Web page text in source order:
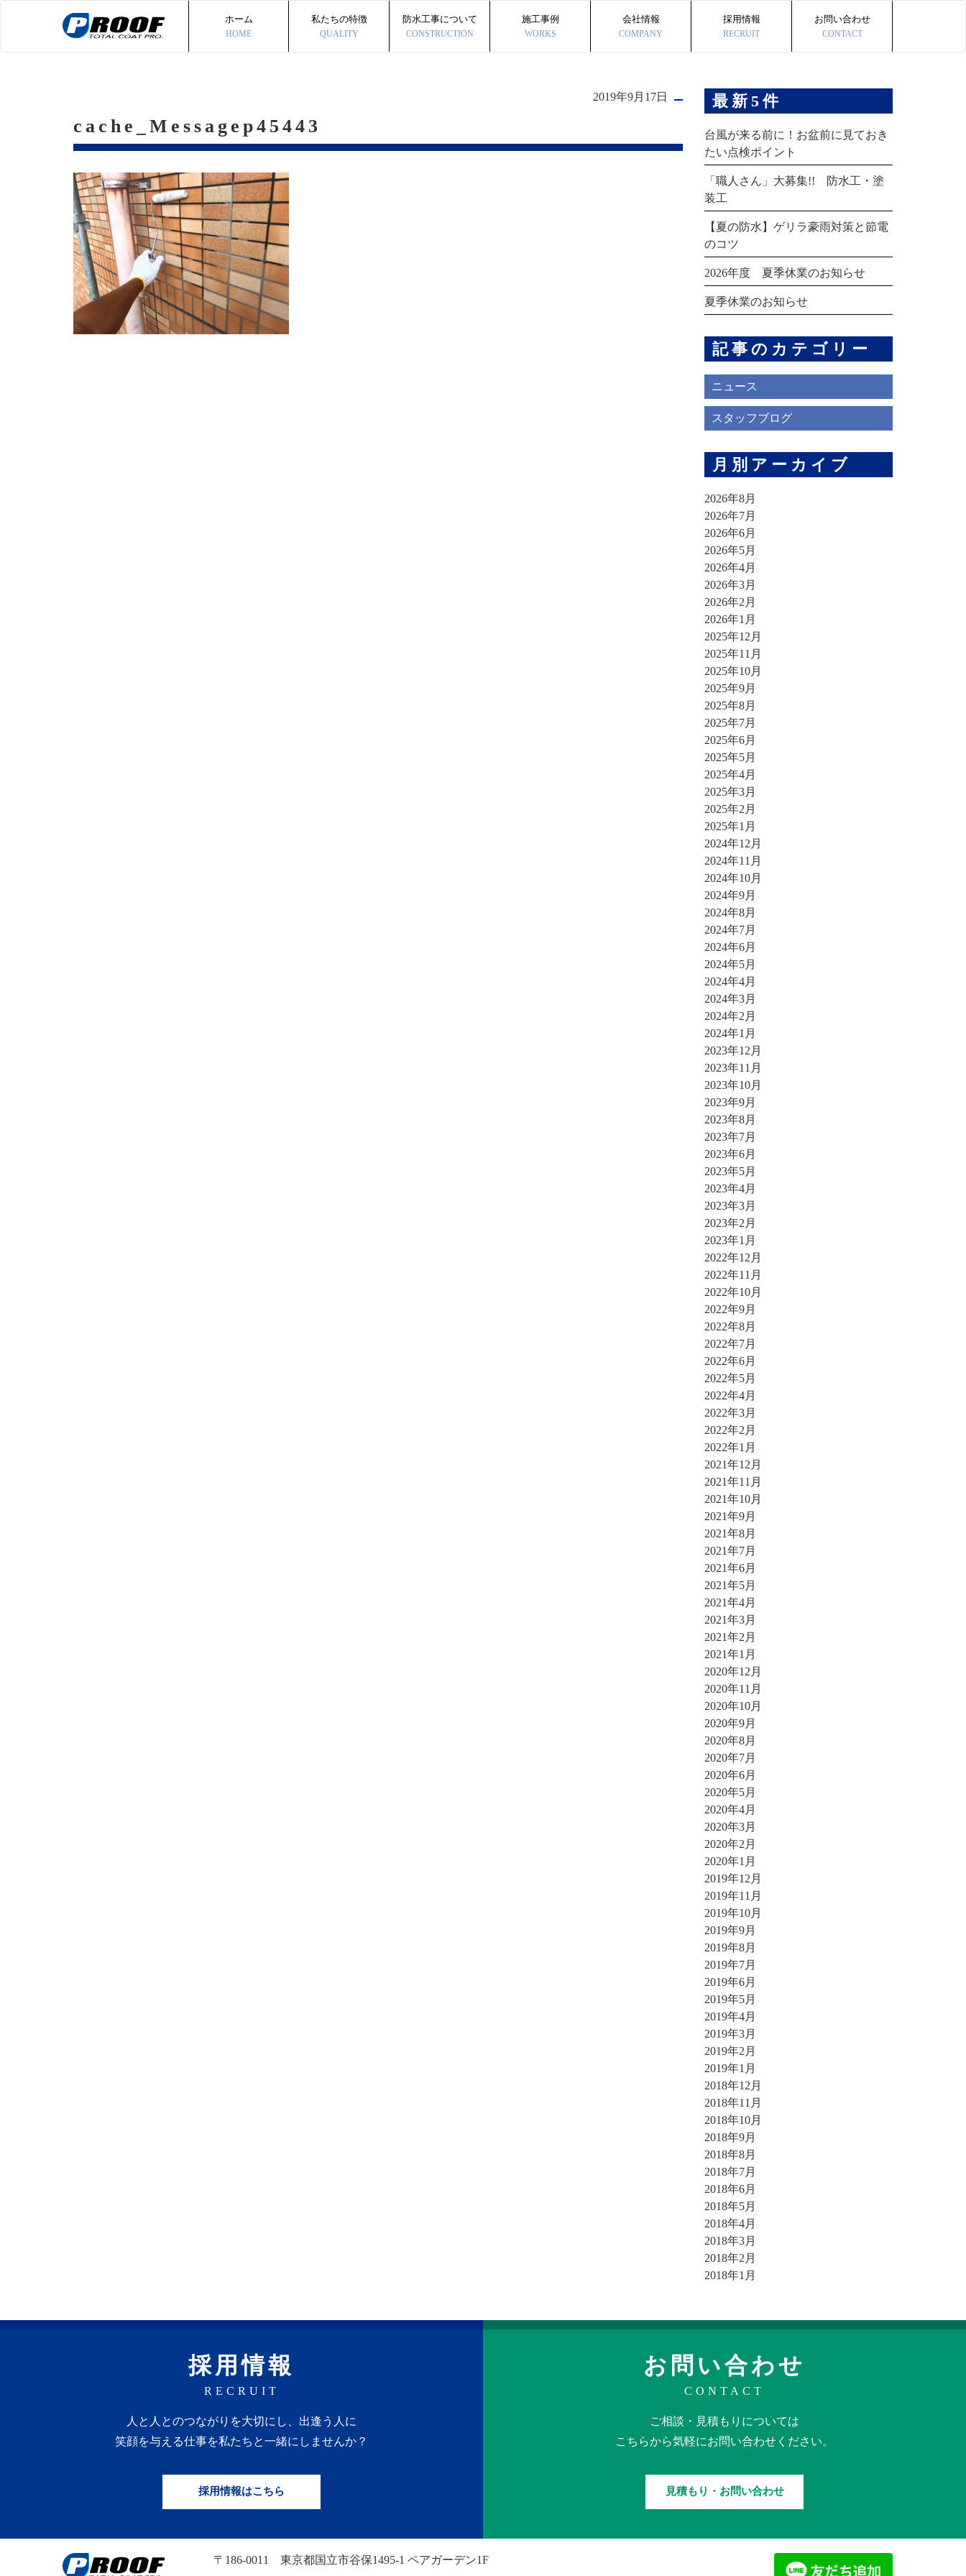
ホーム
HOME
私たちの特徴
QUALITY
防水工事について
CONSTRUCTION
施工事例
WORKS
会社情報
COMPANY
採用情報
RECRUIT
お問い合わせ
CONTACT
2019年9月17日
cache_Messagep45443
最新5件
台風が来る前に！お盆前に見ておき
たい点検ポイント
「職人さん」大募集!! 防水工・塗
装工
【夏の防水】ゲリラ豪雨対策と節電
のコツ
2026年度 夏季休業のお知らせ
夏季休業のお知らせ
記事のカテゴリー
ニュース
スタッフブログ
月別アーカイブ
2026年8月
2026年7月
2026年6月
2026年5月
2026年4月
2026年3月
2026年2月
2026年1月
2025年12月
2025年11月
2025年10月
2025年9月
2025年8月
2025年7月
2025年6月
2025年5月
2025年4月
2025年3月
2025年2月
2025年1月
2024年12月
2024年11月
2024年10月
2024年9月
2024年8月
2024年7月
2024年6月
2024年5月
2024年4月
2024年3月
2024年2月
2024年1月
2023年12月
2023年11月
2023年10月
2023年9月
2023年8月
2023年7月
2023年6月
2023年5月
2023年4月
2023年3月
2023年2月
2023年1月
2022年12月
2022年11月
2022年10月
2022年9月
2022年8月
2022年7月
2022年6月
2022年5月
2022年4月
2022年3月
2022年2月
2022年1月
2021年12月
2021年11月
2021年10月
2021年9月
2021年8月
2021年7月
2021年6月
2021年5月
2021年4月
2021年3月
2021年2月
2021年1月
2020年12月
2020年11月
2020年10月
2020年9月
2020年8月
2020年7月
2020年6月
2020年5月
2020年4月
2020年3月
2020年2月
2020年1月
2019年12月
2019年11月
2019年10月
2019年9月
2019年8月
2019年7月
2019年6月
2019年5月
2019年4月
2019年3月
2019年2月
2019年1月
2018年12月
2018年11月
2018年10月
2018年9月
2018年8月
2018年7月
2018年6月
2018年5月
2018年4月
2018年3月
2018年2月
2018年1月
採用情報
RECRUIT
人と人とのつながりを大切にし、 出逢う人に
笑顔を与える仕事を私たちと一緒にしませんか？
採用情報はこちら
お問い合わせ
CONTACT
ご相談・見積もりについては
こちらから気軽にお問い合わせください。
見積もり・お問い合わせ
〒186-0011 東京都国立市谷保1495-1 ペアガーデン1F